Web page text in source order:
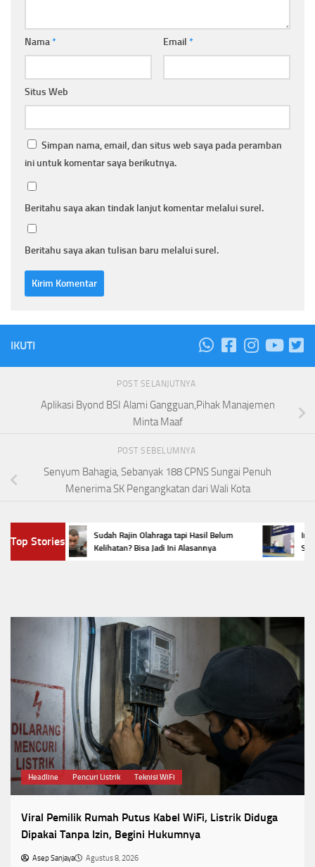
Nama* Email *
Situs Web
Simpan nama, email, dan situs web saya pada peramban
ini untuk komentar saya berikutnya.
Beritahu saya akan tindak lanjut komentar melalui surel.
Beritahu saya akan tulisan baru melalui surel.
IKUTI
POST SELANJUTNYA
Aplikasi Byond BSI Alami Gangguan,Pihak Manajemen
Minta Maaf
POST SEBELUMNYA
Senyum Bahagia, Sebanyak 188 CPNS Sungai Penuh
Menerima SK Pengangkatan dari Wali Kota
Top Stories
Sudah Rajin Olahraga tapi Hasil Belum
Kelihatan? Bisa Jadi Ini Alasannya
Headline Pencuri Listrik Teknisi WiFi
Viral Pemilik Rumah Putus Kabel WiFi, Listrik Diduga
Dipakai Tanpa Izin, Begini Hukumnya
Asep Sanjaya Agustus 8, 2026